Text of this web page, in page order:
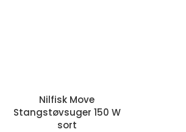
Nilfisk Move
Stangstøvsuger 150 W
sort